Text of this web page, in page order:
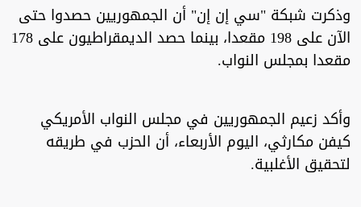
وذكرت شبكة "سي إن إن" أن الجمهوريين حصدوا حتى
الآن على 198 مقعدا، بينما حصد الديمقراطيون على 178
مقعدا بمجلس النواب.
وأكد زعيم الجمهوريين في مجلس النواب الأمريكي
كيفن مكارثي، اليوم الأربعاء، أن الحزب في طريقه
لتحقيق الأغلبية.